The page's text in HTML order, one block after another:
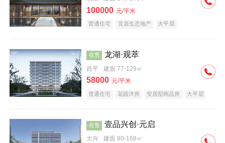
100000 元/平米
普通住宅 宜居生态地产 大平层
在售 龙湖·观萃
昌平 建面 77-129㎡
58000 元/平米
普通住宅 花园洋房 安居型商品房
大平层
在售 壹品兴创·元启
大兴 建面 80-168㎡